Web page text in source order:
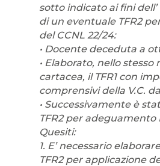
sotto indicato ai fini
di un eventuale TFR2
del CCNL 22/24:
• Docente deceduta a
• Elaborato, nello stesso
cartacea, il TFR1 con
comprensivi della V.C.
• Successivamente è
TFR2 per adeguamento
Quesiti:
1. E’ necessario
TFR2 per applicazione